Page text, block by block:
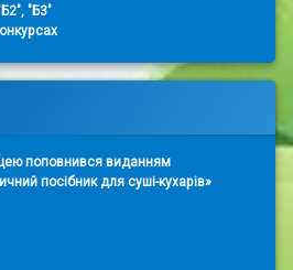
"Б3"
поповнився виданням
посібник для суші-кухарів»